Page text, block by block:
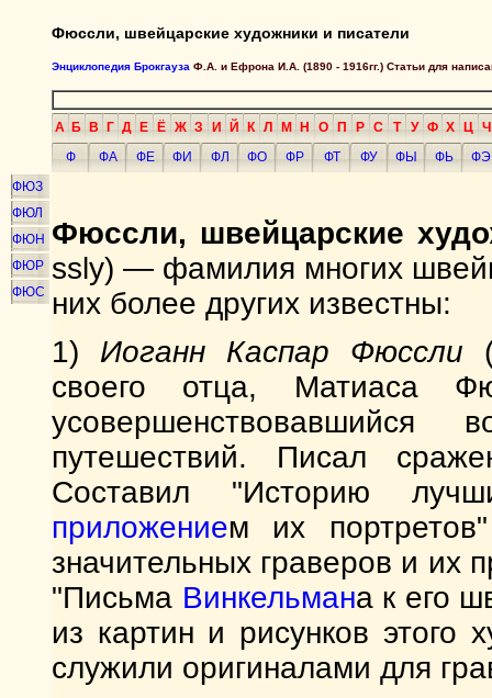
Фюссли, швейцарские художники и писатели
Энциклопедия Брокгауза Ф.А. и Ефрона И.А. (1890 - 1916гг.) Статьи для
А Б В Г Д Е Ё Ж З И Й К Л М Н О П Р С Т У Ф Х Ц Ч
Ф
ФА ФЕ ФИ ФЛ ФО ФР ФТ ФУ ФЫ ФЬ
ФЭ
ФЮЗ
ФЮЛ
ФЮН
ФЮР
ФЮС
Фюссли, швейцарские
ssly) — фамилия многих
них более других известны:
1) Иоганн Каспар Фюссли
своего отца, Матиаса
путешествий. Писал
Составил "Историю
приложением их
значительных граверов и их
"Письма Винкельмана к его
из картин и рисунков этого
служили оригиналами для